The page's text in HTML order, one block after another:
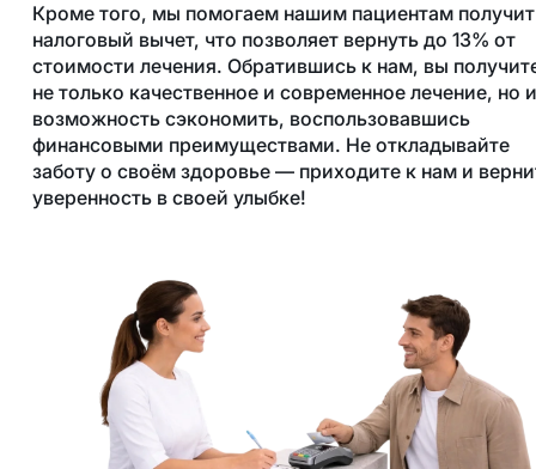
Кроме того, мы помогаем нашим пациентам
налоговый вычет, что позволяет вернуть до 13% от
стоимости лечения. Обратившись к нам, вы
не только качественное и современное лечение, но и
возможность сэкономить, воспользовавшись
финансовыми преимуществами. Не откладывайте
заботу о своём здоровье — приходите к нам и
уверенность в своей улыбке!